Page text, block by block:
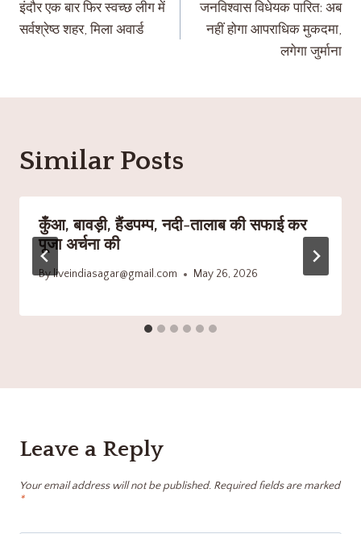
इंदौर एक बार फिर स्वच्छ लीग में
सर्वश्रेष्ठ शहर, मिला अवार्ड
जनविश्वास विधेयक पारित: अब
नहीं होगा आपराधिक मुकदमा,
लगेगा जुर्माना
Similar Posts
कुँआ, बावड़ी, हैंडपम्प, नदी-तालाब की सफाई कर
पूजा अर्चना की
Byliveindiasagar@gmail.com May 26, 2026
Leave a Reply
Your email address will not be published. Required fields are marked
*